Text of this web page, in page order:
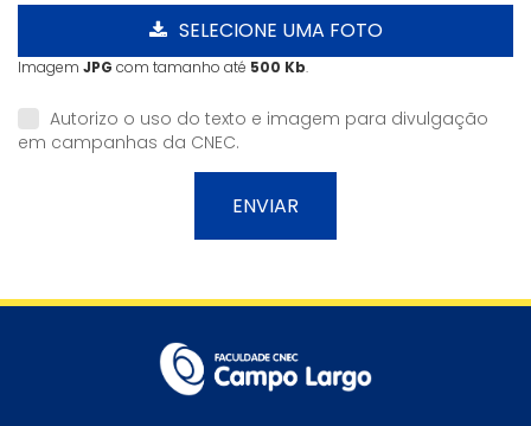
SELECIONE UMA FOTO
Imagem JPG com tamanho até 500 Kb.
Autorizo o uso do texto e imagem para divulgação
em campanhas da CNEC.
ENVIAR